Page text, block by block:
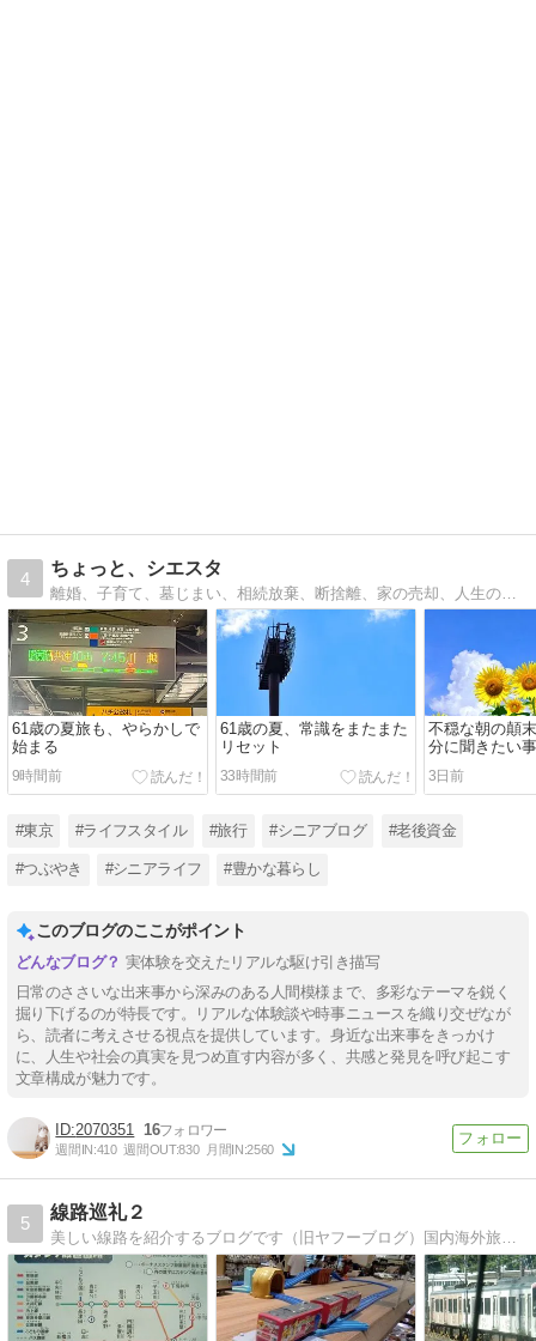
4
ちょっと、シエスタ
離婚、子育て、墓じまい、相続放棄、断捨離、家の売却、人生の大仕事が終わりシンプルで毎日お昼寝できる暮らしを送りたい61歳、元おひとりさまブログ。
61歳の夏旅も、やらかしで
始まる
9時間前
61歳の夏、常識をまたまた
リセット
33時間前
不穏な朝の顛
分に聞きたい事
3日前
#東京 #ライフスタイル #旅行 #シニアブログ #老後資金
#つぶやき #シニアライフ #豊かな暮らし
このブログのここがポイント
実体験を交えたリアルな駆け引き描写
日常のささいな出来事から深みのある人間模様まで、多彩なテーマを鋭く
掘り下げるのが特長です。リアルな体験談や時事ニュースを織り交ぜなが
ら、読者に考えさせる視点を提供しています。身近な出来事をきっかけ
に、人生や社会の真実を見つめ直す内容が多く、共感と発見を呼び起こす
文章構成が魅力です。
2070351 16
週間IN:410 週間OUT:830 月間IN:2560
5
線路巡礼２
美しい線路を紹介するブログです（旧ヤフーブログ）国内海外旅行記、ガーデニングとか日記なのでなんでもありです